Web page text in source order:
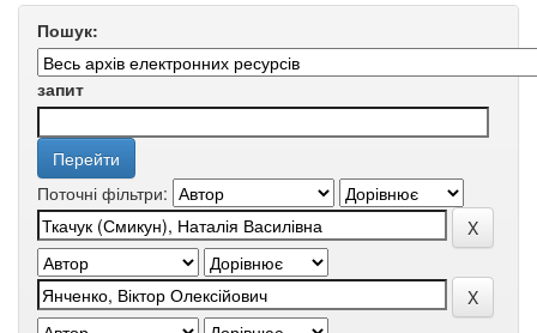
Пошук:
запит
Поточні фільтри: